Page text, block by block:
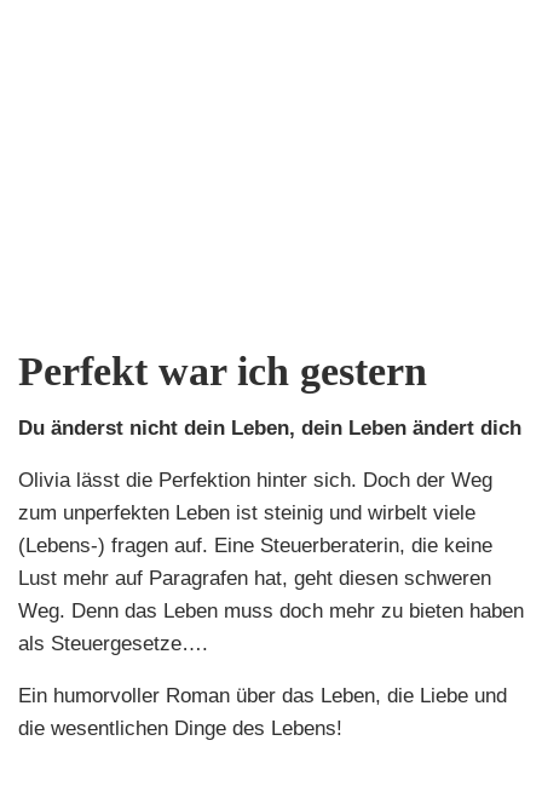
Perfekt war ich gestern
Du änderst nicht dein Leben, dein Leben ändert dich
Olivia lässt die Perfektion hinter sich. Doch der Weg
zum unperfekten Leben ist steinig und wirbelt viele
(Lebens-) fragen auf. Eine Steuerberaterin, die keine
Lust mehr auf Paragrafen hat, geht diesen schweren
Weg. Denn das Leben muss doch mehr zu bieten haben
als Steuergesetze….
Ein humorvoller Roman über das Leben, die Liebe und
die wesentlichen Dinge des Lebens!